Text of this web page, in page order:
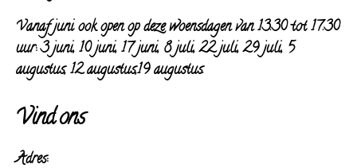
Vanaf juni ook open op deze woensdagen van 13.30 tot 17.30
uur: 3 juni, 10 juni, 17 juni, 8 juli,22 juli, 29 juli, 5
augustus, 12 augustus,19 augustus.
Vind ons
Adres: